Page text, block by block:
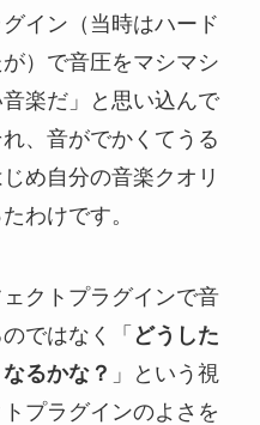
イン（当時はハード
）で音圧をマシマシ
楽だ」と思い込んで
、音がでかくてうる
め自分の音楽クオリ
わけです。
クトプラグインで音
ではなく「 どうした
るかな？ 」という視
プラグインのよさを